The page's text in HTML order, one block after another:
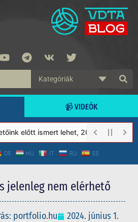
📹 VIDEÓK
előtt ismert lehet, 2023-tól a
DE HU IT RU ES
jelenleg nem elérhető
portfolio.hu
2024. június 1.